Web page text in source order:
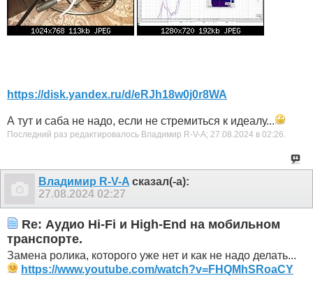
https://disk.yandex.ru/d/eRJh18w0j0r8WA
А тут и саба не надо, если не стремиться к идеалу...
Последний раз редактировалось Владимир R-V-A; 27.08.2024 в 02:26.
Владимир R-V-A сказал(-а):
27.08.2024 02:27
Re: Аудио Hi-Fi и High-End на мобильном
транспорте.
Замена ролика, которого уже нет и как не надо делать...
https://www.youtube.com/watch?v=FHQMhSRoaCY